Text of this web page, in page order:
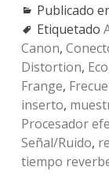
Publicado
Etiquetado
Canon,
Distortion, Eco
Frange,
inserto,
Procesador
Señal/Ruido,
tiempo